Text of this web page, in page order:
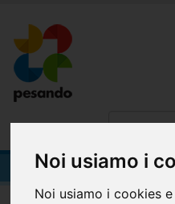
Noi usiamo i
Noi usiamo i cookies
Volantini e Flyer